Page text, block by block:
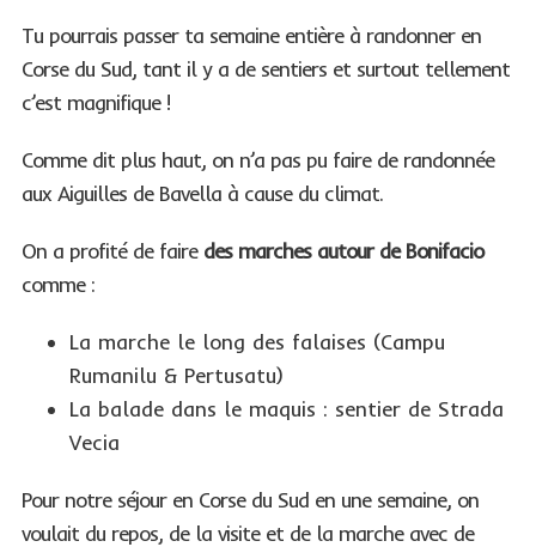
Tu pourrais passer ta semaine entière à randonner en
Corse du Sud, tant il y a de sentiers et surtout tellement
c’est magnifique !
Comme dit plus haut, on n’a pas pu faire de randonnée
aux Aiguilles de Bavella à cause du climat.
On a profité de faire des marches autour de Bonifacio
comme :
La marche le long des falaises (Campu
Rumanilu & Pertusatu)
La balade dans le maquis : sentier de Strada
Vecia
Pour notre séjour en Corse du Sud en une semaine, on
voulait du repos, de la visite et de la marche avec de